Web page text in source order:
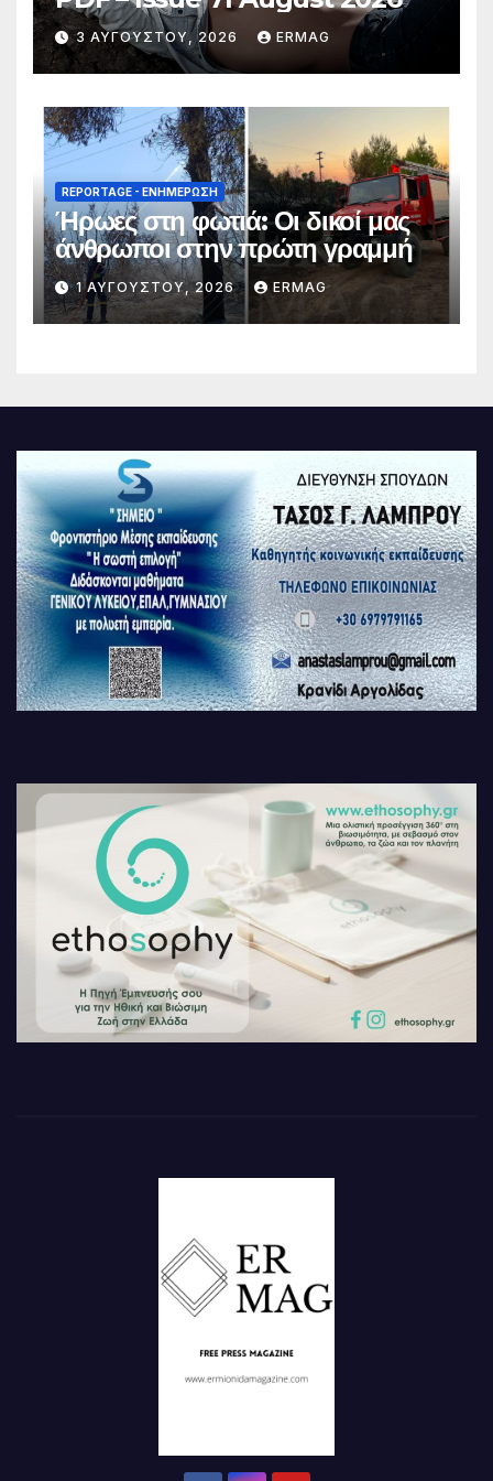
3 ΑΥΓΟΎΣΤΟΥ, 2026 ERMAG
REPORTAGE - EΝΗΜΈΡΩΣΗ
Ήρωες στη φωτιά: Οι δικοί μας
άνθρωποι στην πρώτη γραμμή
1 ΑΥΓΟΎΣΤΟΥ, 2026 ERMAG